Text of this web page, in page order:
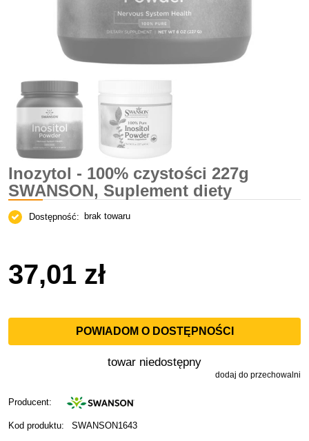
Inozytol - 100% czystości 227g
SWANSON, Suplement diety
Dostępność: brak towaru
37,01 zł
POWIADOM O DOSTĘPNOŚCI
towar niedostępny
dodaj do przechowalni
Producent:
Kod produktu: SWANSON1643